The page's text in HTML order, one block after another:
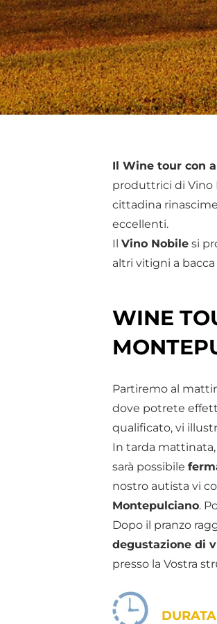
Il Wine tour con
produttrici di Vino
cittadina
eccellenti.
IlVino Nobile si
altri vitigni a
WINE
Partiremo al
dove potrete
qualificato, vi
In tarda
sarà possibile
nostro autista vi
Montepulciano.
Dopo il pranzo
degustazione di
presso la Vostra